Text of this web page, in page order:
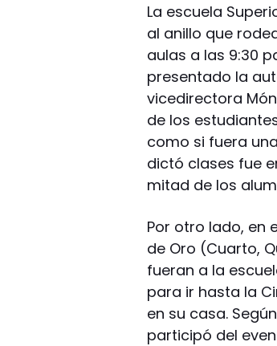
La escuela
al anillo que
aulas a las 9:30
presentado la
vicedirectora
de los
como si fuera
dictó clases fue
mitad de los
Por otro lado, en
de Oro (Cuarto,
fueran a la
para ir hasta la
en su casa.
participó del